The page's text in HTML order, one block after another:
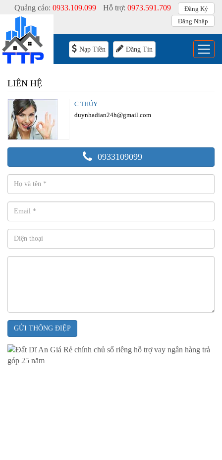
Quảng cáo: 0933.109.099 Hỗ trợ: 0973.591.709
Đăng Ký
Đăng Nhập
Nạp Tiền Đăng Tin Menu
LIÊN HỆ
C THỦY
duynhadian24h@gmail.com
0933109099
GỬI THÔNG ĐIỆP